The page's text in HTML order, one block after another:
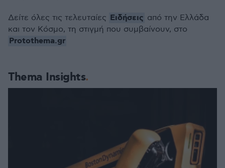
Thema Insights
Δείτε όλες τις τελευταίες Ειδήσεις από την Ελλάδα
και τον Κόσμο, τη στιγμή που συμβαίνουν, στο
Protothema.gr